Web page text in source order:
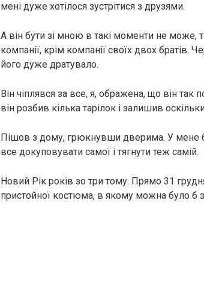
мені дуже хотілося зустрітися з друзями.
А він бути зі мною в такі моменти не може,
компанії, крім компанії своїх двох братів.
його дуже дратувало.
Він чіплявся за все, я, ображена, що він так
він розбив кілька тарілок і залишив
Пішов з дому, грюкнувши дверима. У мене
все докуповувати самої і тягнути теж самій.
Новий Рік років зо три тому. Прямо 31
пристойної костюма, в якому можна було б